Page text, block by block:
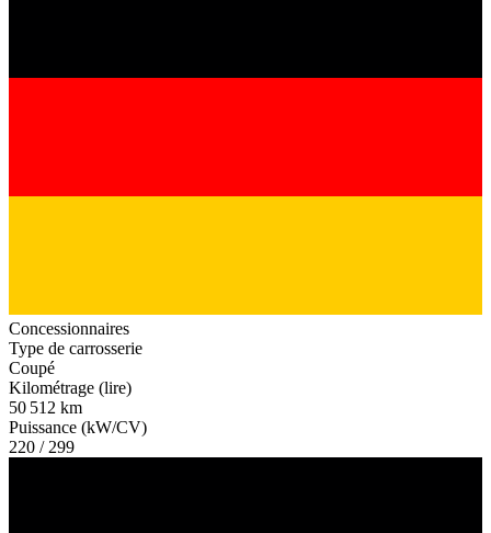
Concessionnaires
Type de carrosserie
Coupé
Kilométrage (lire)
50 512 km
Puissance (kW/CV)
220 / 299